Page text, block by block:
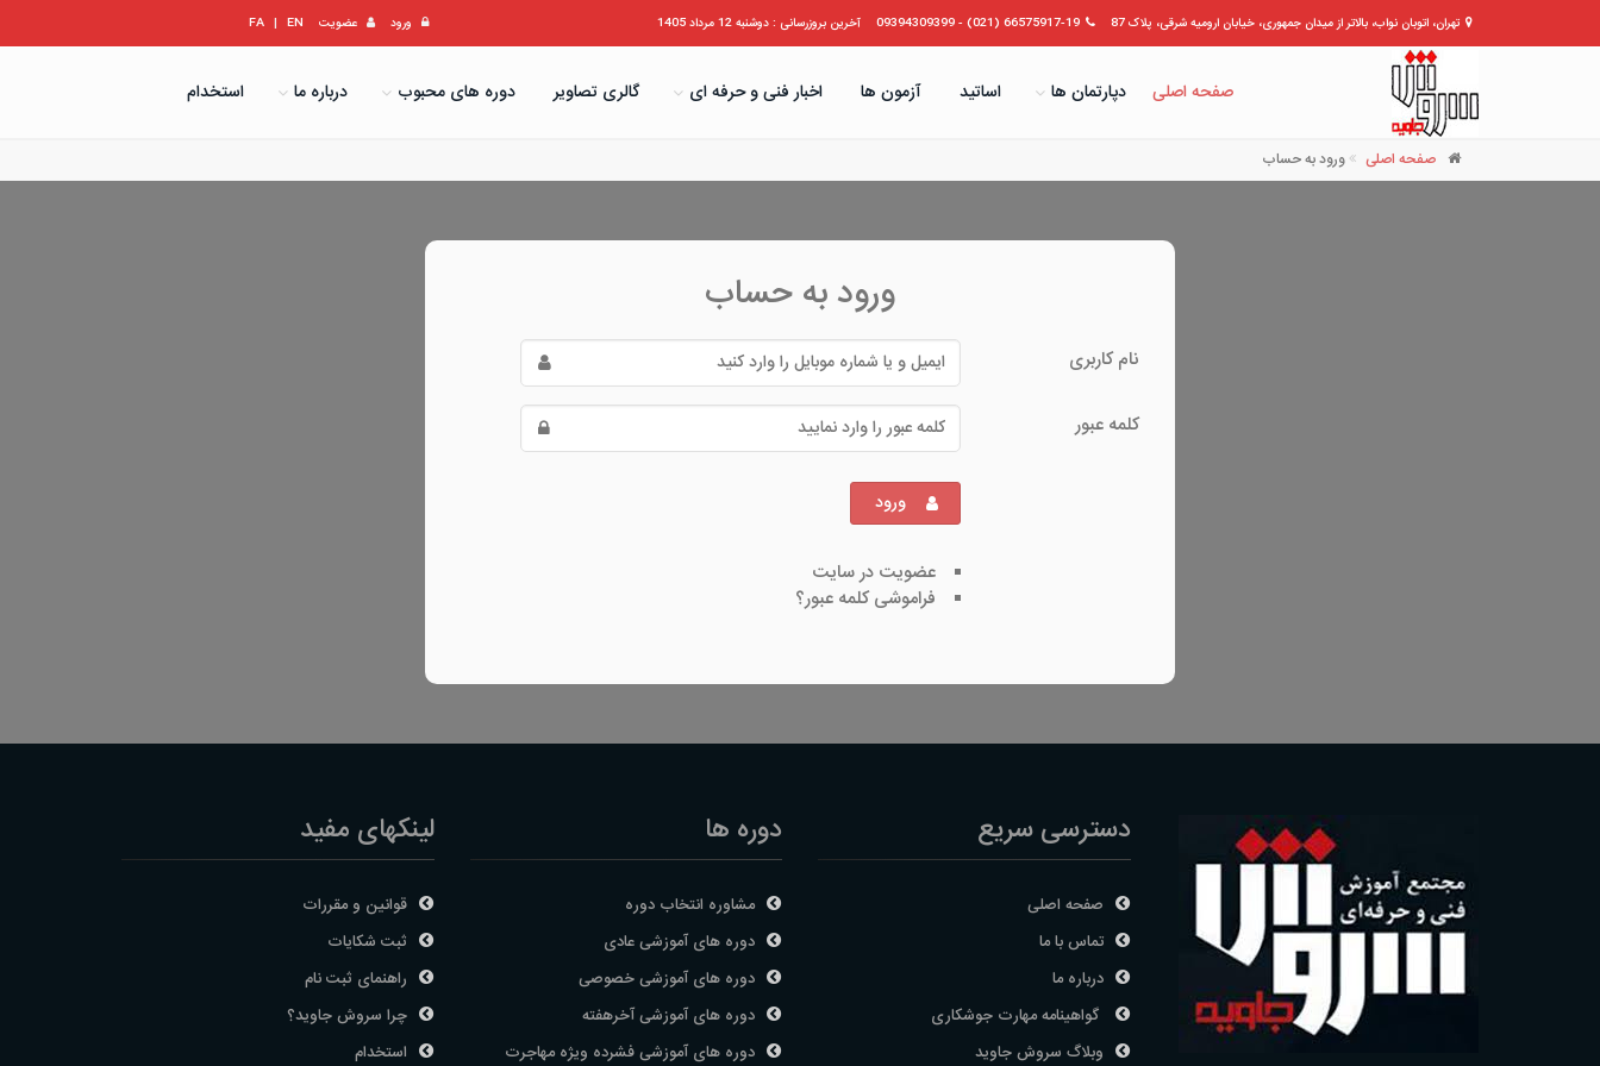
تهران، اتوبان نواب، بالاتر از میدان جمهوری، خیابان ارومیه شرقی، پلاک 87 66575917-19 (021) - 09394309399 آخرین بروزرسانی : دوشنبه 12 مرداد 1405 ورود عضویت EN
|
FA
صفحه اصلی دپارتمان ها اساتید آزمون ها اخبار فنی و حرفه ای گالری تصاویر دوره های محبوب درباره ما استخدام
صفحه اصلی ورود به حساب
ورود به حساب
نام کاربری
کلمه عبور
ورود
عضویت در سایت
فراموشی کلمه عبور؟
دسترسی سریع
صفحه اصلی
تماس با ما
درباره ما
گواهینامه مهارت جوشکاری
وبلاگ سروش جاوید
دوره ها
مشاوره انتخاب دوره
دوره های آموزشی عادی
دوره های آموزشی خصوصی
دوره های آموزشی آخرهفته
دوره های آموزشی فشرده ویژه مهاجرت
لینکهای مفید
قوانین و مقررات
ثبت شکایات
راهنمای ثبت نام
چرا سروش جاوید؟
استخدام